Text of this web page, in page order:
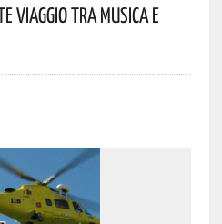
Viaggio Tra Musica E